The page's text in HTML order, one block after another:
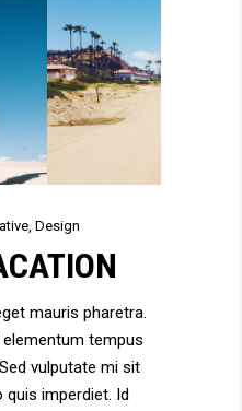
, Design
mauris pharetra.
tempus
vulputate mi sit
imperdiet. Id